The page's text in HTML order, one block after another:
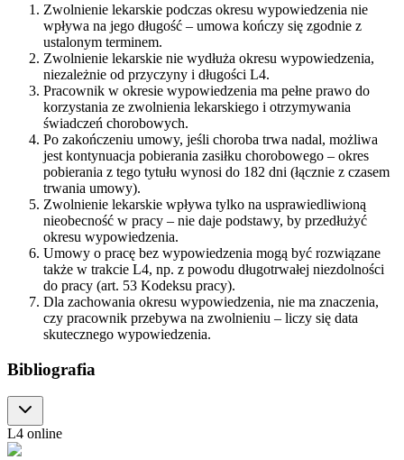
Zwolnienie lekarskie podczas okresu wypowiedzenia nie
wpływa na jego długość – umowa kończy się zgodnie z
ustalonym terminem.
Zwolnienie lekarskie nie wydłuża okresu wypowiedzenia,
niezależnie od przyczyny i długości L4.
Pracownik w okresie wypowiedzenia ma pełne prawo do
korzystania ze zwolnienia lekarskiego i otrzymywania
świadczeń chorobowych.
Po zakończeniu umowy, jeśli choroba trwa nadal, możliwa
jest kontynuacja pobierania zasiłku chorobowego – okres
pobierania z tego tytułu wynosi do 182 dni (łącznie z czasem
trwania umowy).
Zwolnienie lekarskie wpływa tylko na usprawiedliwioną
nieobecność w pracy – nie daje podstawy, by przedłużyć
okresu wypowiedzenia.
Umowy o pracę bez wypowiedzenia mogą być rozwiązane
także w trakcie L4, np. z powodu długotrwałej niezdolności
do pracy (art. 53 Kodeksu pracy).
Dla zachowania okresu wypowiedzenia, nie ma znaczenia,
czy pracownik przebywa na zwolnieniu – liczy się data
skutecznego wypowiedzenia.
Bibliografia
L4 online